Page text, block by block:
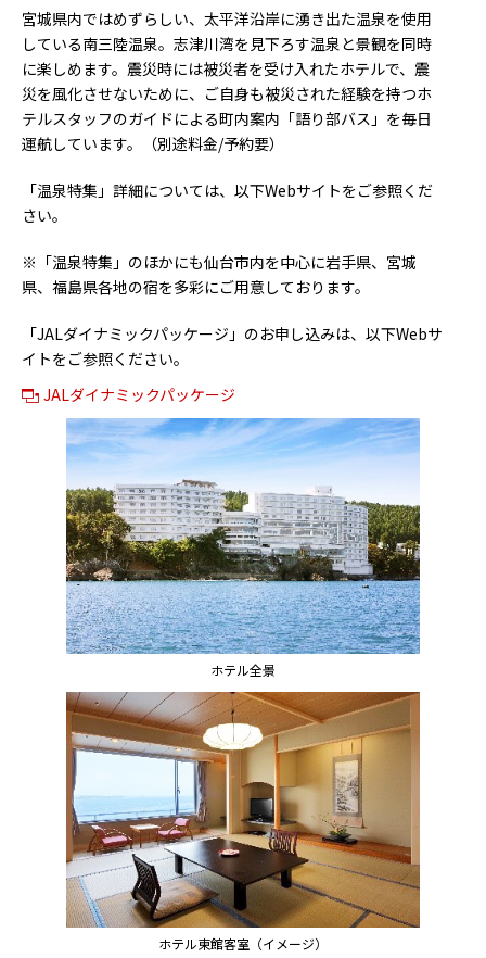
宮城県内ではめずらしい、太平洋沿岸に湧き出た温泉を使用
している南三陸温泉。志津川湾を見下ろす温泉と景観を同時
に楽しめます。震災時には被災者を受け入れたホテルで、震
災を風化させないために、ご自身も被災された経験を持つホ
テルスタッフのガイドによる町内案内「語り部バス」を毎日
運航しています。（別途料金/予約要）
「温泉特集」詳細については、以下Webサイトをご参照くだ
さい。
※「温泉特集」のほかにも仙台市内を中心に岩手県、宮城
県、福島県各地の宿を多彩にご用意しております。
「JALダイナミックパッケージ」のお申し込みは、以下Webサ
イトをご参照ください。
JALダイナミックパッケージ
ホテル全景
ホテル東館客室（イメージ）